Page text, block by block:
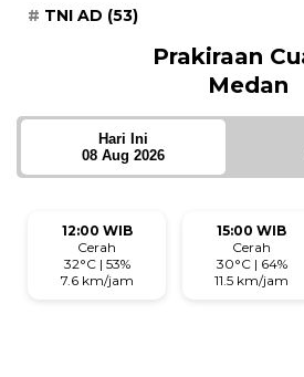
TNI AD (53)
Prakiraan
Medan
Hari Ini
08 Aug 2026
12:00 WIB
Cerah
32°C | 53%
7.6 km/jam
15:00 WIB
Cerah
30°C | 64%
11.5 km/jam